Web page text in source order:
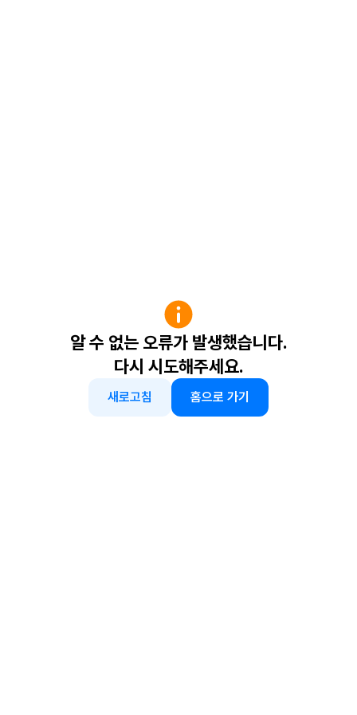
알 수 없는 오류가 발생했습니다.
다시 시도해주세요.
새로고침 홈으로 가기